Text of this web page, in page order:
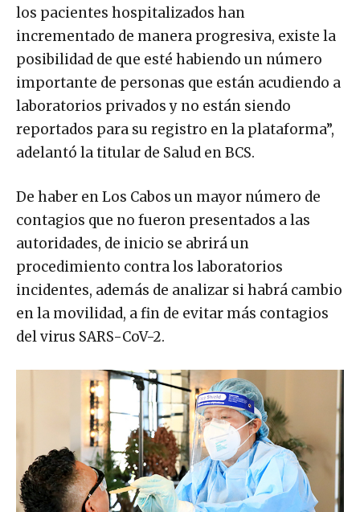
los pacientes hospitalizados han
incrementado de manera progresiva, existe la
posibilidad de que esté habiendo un número
importante de personas que están acudiendo a
laboratorios privados y no están siendo
reportados para su registro en la plataforma”,
adelantó la titular de Salud en BCS.
De haber en Los Cabos un mayor número de
contagios que no fueron presentados a las
autoridades, de inicio se abrirá un
procedimiento contra los laboratorios
incidentes, además de analizar si habrá cambio
en la movilidad, a fin de evitar más contagios
del virus SARS-CoV-2.